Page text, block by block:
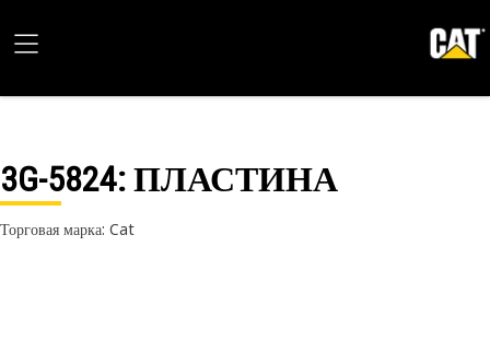
3G-5824: ПЛАСТИНА
Торговая марка: Cat